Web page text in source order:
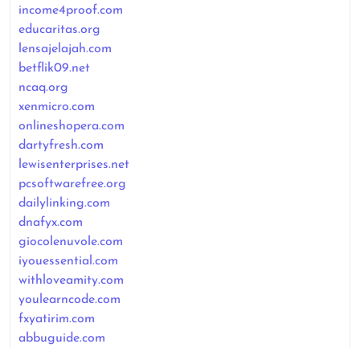
income4proof.com
educaritas.org
lensajelajah.com
betflik09.net
ncaq.org
xenmicro.com
onlineshopera.com
dartyfresh.com
lewisenterprises.net
pcsoftwarefree.org
dailylinking.com
dnafyx.com
giocolenuvole.com
iyouessential.com
withloveamity.com
youlearncode.com
fxyatirim.com
abbuguide.com